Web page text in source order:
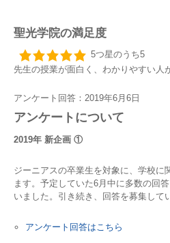
聖光学院の満足度
5つ星のうち5
先生の授業が面白く、わかりやすい人
アンケート回答：2019年6月6日
アンケートについて
2019年 新企画 ①
ジーニアスの卒業生を対象に、学校に
ます。予定していた6月中に多数の回
いました。引き続き、回答を募集して
アンケート回答はこちら